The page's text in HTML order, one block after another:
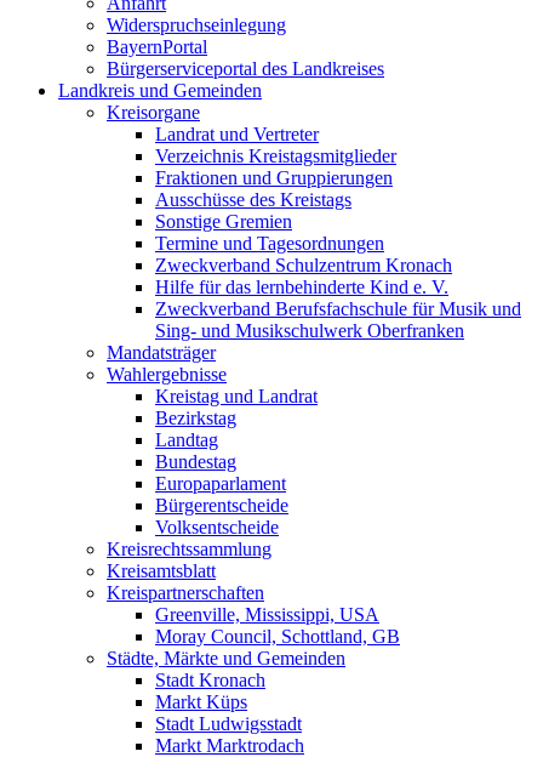
Widerspruchseinlegung
BayernPortal
Bürgerserviceportal des Landkreises
Landkreis und Gemeinden
Kreisorgane
Landrat und Vertreter
Verzeichnis Kreistagsmitglieder
Fraktionen und Gruppierungen
Ausschüsse des Kreistags
Sonstige Gremien
Termine und Tagesordnungen
Zweckverband Schulzentrum Kronach
Hilfe für das lernbehinderte Kind e. V.
Zweckverband Berufsfachschule für Musik und
Sing- und Musikschulwerk Oberfranken
Mandatsträger
Wahlergebnisse
Kreistag und Landrat
Bezirkstag
Landtag
Bundestag
Europaparlament
Bürgerentscheide
Volksentscheide
Kreisrechtssammlung
Kreisamtsblatt
Kreispartnerschaften
Greenville, Mississippi, USA
Moray Council, Schottland, GB
Städte, Märkte und Gemeinden
Stadt Kronach
Markt Küps
Stadt Ludwigsstadt
Markt Marktrodach